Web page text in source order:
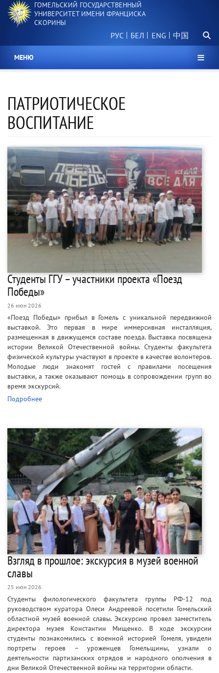
Перейти
основному
ГОМЕЛЬСКИЙ ГОСУДАРСТВЕННЫЙ
УНИВЕРСИТЕТ ИМЕНИ ФРАНЦИСКА
СКОРИНЫ
РУС БЕЛ 中国
МЕНЮ
ПАТРИОТИЧЕСКОЕ
ВОСПИТАНИЕ
Студенты ГГУ – участники проекта «Поезд
Победы»
26 июн 2026
«Поезд Победы» прибыл в Гомель с уникальной передвижной
выставкой. Это первая в мире иммерсивная инсталляция,
размещенная в движущемся составе поезда. Выставка посвящена
истории Великой Отечественной войны. Студенты факультета
физической культуры участвуют в проекте в качестве волонтеров.
Молодые люди знакомят гостей с правилами посещения
выставки, а также оказывают помощь в сопровождении групп во
время экскурсий.
Подробнее
Взгляд в прошлое: экскурсия в музей военной
славы
25 июн 2026
Студенты филологического факультета группы РФ-12 под
руководством куратора Олеси Андреевой посетили Гомельский
областной музей военной славы. Экскурсию провел заместитель
директора музея Константин Мищенко. В ходе экскурсии
студенты познакомились с военной историей Гомеля, увидели
портреты героев – уроженцев Гомельщины, узнали о
деятельности партизанских отрядов и народного ополчения в
дни Великой Отечественной войны на территории области.